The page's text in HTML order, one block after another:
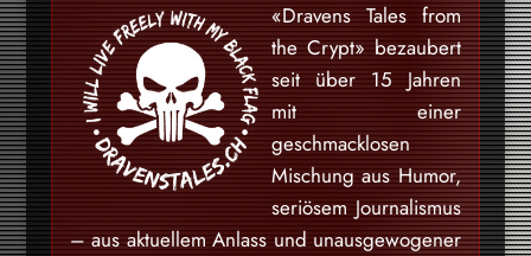
«Dravens Tales from
the Crypt» bezaubert
seit über 15 Jahren
mit einer
geschmacklosen
Mischung aus Humor,
seriösem Journalismus
– aus aktuellem Anlass und unausgewogener